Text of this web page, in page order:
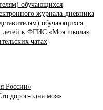
обучающихся
журнала‑дневника
обучающихся
детей к ФГИС «Моя школа»
чатах
России»
дорог-одна моя»